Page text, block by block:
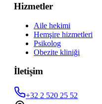
Hizmetler
Aile hekimi
Hemşire hizmetleri
Psikolog
Obezite kliniği
İletişim
+32 2 520 25 52